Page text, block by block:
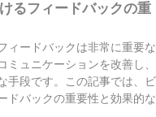
るフィードバックの重
ィードバックは非常に重要な
ュニケーションを改善し、
手段です。この記事では、ビ
ドバックの重要性と効果的な